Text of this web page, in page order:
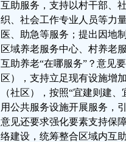
互助服务，支持以村干部、
织、社会工作专业人员等力
医、助急等服务；提出因地
区域养老服务中心、村养老
互助养老“在哪服务”？意见
区），支持立足现有设施增
（社区），按照“宜建则建
用公共服务设施开展服务，
意见还要求强化要素支持保
络建设，统筹整合区域内互